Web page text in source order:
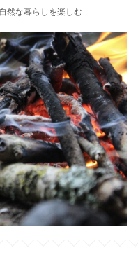
然な暮らしを楽しむ